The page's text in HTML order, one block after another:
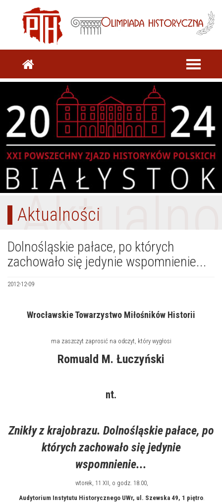
Aktualności
Dolnośląskie pałace, po których
zachowało się jedynie wspomnienie...
2012-12-09
Wrocławskie Towarzystwo Miłośników Historii
ma zaszczyt zaprosić na odczyt, który wygłosi
Romuald M. Łuczyński
nt.
Znikły z krajobrazu. Dolnośląskie pałace, po
których zachowało się jedynie
wspomnienie...
wtorek, 11 XII, o godz. 18.00,
Audytorium Instytutu Historycznego UWr, ul. Szewska 49, 1 piętro.